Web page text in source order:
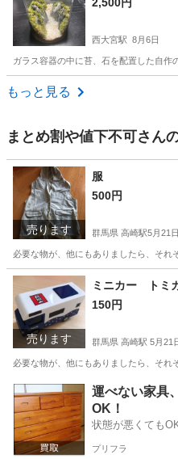
西大宮駅 8月6日
ガラス容器の中に苔、石を配置した自作
埼玉 さいたま市
もっと見る
まとめ割や値下不可さん
売ります
服
500円
群馬県 高崎駅5月21日
必要な物が、他にもありましたら、そ
群馬 高崎市 高崎駅 服/フ
売ります
ミニカー トミ
150円
群馬県 高崎駅 5月21
必要な物が、他にもありましたら、そ
群馬 高崎市 高崎駅 ミニカ
運べない家具
OK！
状態が悪くても
プリフラ